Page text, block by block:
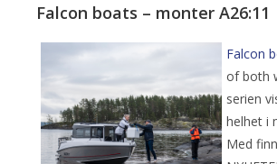
Falcon boats – monter A26:11
Falcon
of both
serien
helhet i
Med